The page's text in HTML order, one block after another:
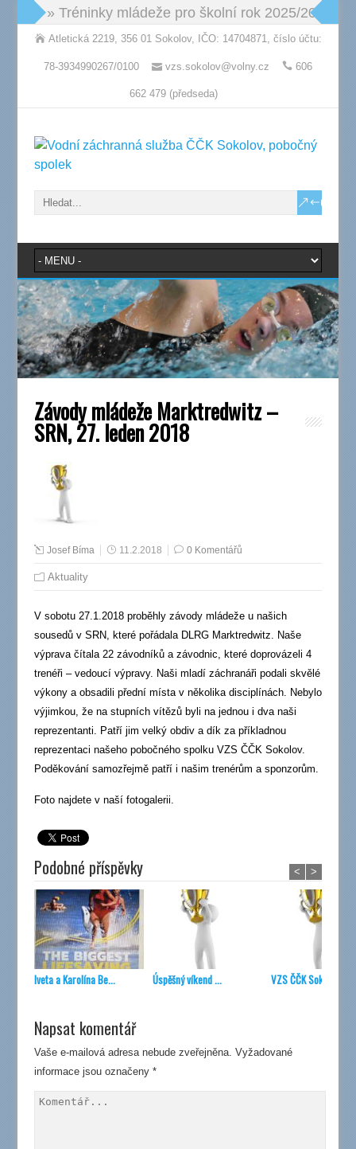
» Tréninky mládeže pro školní rok 2025/2026:
Atletická 2219, 356 01 Sokolov, IČO: 14704871, číslo účtu:
78-3934990267/0100 vzs.sokolov@volny.cz 606
662 479 (předseda)
Závody mládeže Marktredwitz –
SRN, 27. leden 2018
Josef Bíma 11.2.2018 0 Komentářů
Aktuality
V sobotu 27.1.2018 proběhly závody mládeže u našich
sousedů v SRN, které pořádala DLRG Marktredwitz. Naše
výprava čítala 22 závodníků a závodnic, které doprovázeli 4
trenéři – vedoucí výpravy. Naši mladí záchranáři podali skvělé
výkony a obsadili přední místa v několika disciplínách. Nebylo
výjimkou, že na stupních vítězů byli na jednou i dva naši
reprezentanti. Patří jim velký obdiv a dík za příkladnou
reprezentaci našeho pobočného spolku VZS ČČK Sokolov.
Poděkování samozřejmě patří i našim trenérům a sponzorům.
Foto najdete v naší fotogalerii.
Podobné příspěvky
Iveta a Karolína Be... Úspěšný víkend ... VZS ČČK Sokolov
< >
Napsat komentář
Vaše e-mailová adresa nebude zveřejněna. Vyžadované
informace jsou označeny *